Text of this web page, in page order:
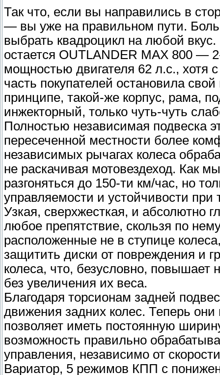
Так что, если вы направились в
— вы уже на правильном пути.
выбрать квадроцикл на любой
остается OUTLANDER MAX 800 —
мощностью двигателя 62 л.с., хотя
часть покупателей остановила
принципе, такой-же корпус, рама,
инжекторный, только чуть-чуть
Полностью независимая подвеска
пересеченной местности более
независимых рычагах колеса
не раскачивая мотовездеход. Как
разгоняться до 150-ти км/час, но
управляемости и устойчивости при
Узкая, сверхжесткая, и абсолютно
любое препятствие, скользя по
расположенные не в ступице
защитить диски от повреждения и
колеса, что, безусловно, повышает
без увеличения их веса.
Благодаря торсионам задней
движения задних колес. Теперь
позволяет иметь постоянную
возможность правильно
управления, независимо от
Вариатор, 5 режимов КПП с